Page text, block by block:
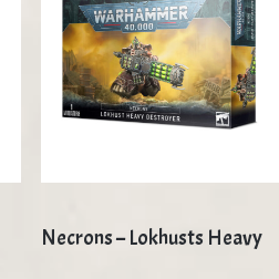
Necrons – Lokhusts Heavy